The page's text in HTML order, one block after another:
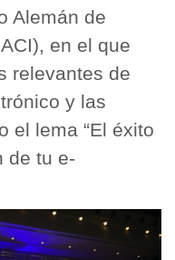
Alemán de
en el que
relevantes de
y las
el lema “El éxito
de tu e-